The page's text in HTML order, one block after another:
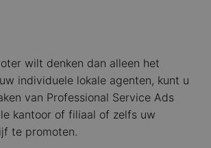
wilt denken dan alleen het
individuele lokale agenten, kunt u
van Professional Service Ads
kantoor of filiaal of zelfs uw
te promoten.